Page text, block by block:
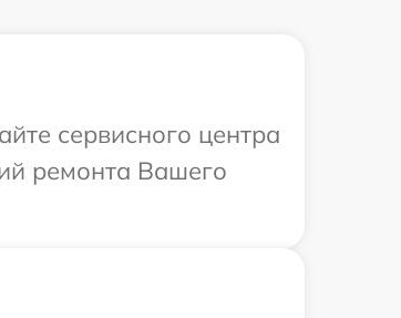
сервисного центра
ремонта Вашего